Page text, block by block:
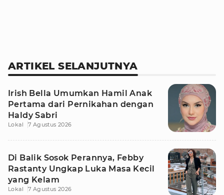
ARTIKEL SELANJUTNYA
Irish Bella Umumkan Hamil Anak
Pertama dari Pernikahan dengan
Haldy Sabri
Lokal 7 Agustus 2026
Di Balik Sosok Perannya, Febby
Rastanty Ungkap Luka Masa Kecil
yang Kelam
Lokal 7 Agustus 2026